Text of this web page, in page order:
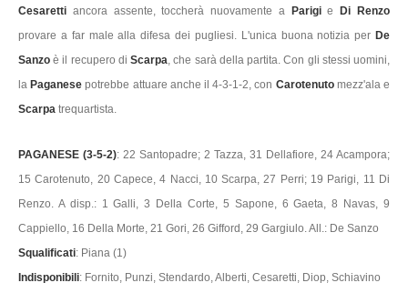
Cesaretti ancora assente, toccherà nuovamente a Parigie
Di Renzo
provare a far male alla difesa dei pugliesi. L'unica buona notizia per De
Sanzoè il recupero diScarpa, che sarà della partita. Con gli stessi uomini,
la Paganesepotrebbe attuare anche il 4-3-1-2, con Carotenuto mezz'ala e
Scarpa trequartista.
PAGANESE (3-5-2): 22 Santopadre; 2 Tazza, 31 Dellafiore, 24 Acampora;
15 Carotenuto, 20 Capece, 4 Nacci, 10 Scarpa, 27 Perri; 19 Parigi, 11 Di
Renzo. A disp.: 1 Galli, 3 Della Corte, 5 Sapone, 6 Gaeta, 8 Navas, 9
Cappiello, 16 Della Morte, 21 Gori, 26 Gifford, 29 Gargiulo. All.: De Sanzo
Squalificati: Piana (1)
Indisponibili: Fornito, Punzi, Stendardo, Alberti, Cesaretti, Diop, Schiavino